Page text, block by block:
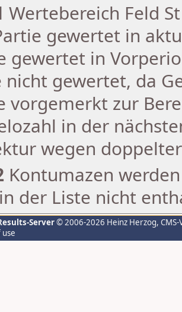
Wertebereich Feld
gewertet in
gewertet in
nicht gewertet, da
vorgemerkt zur
in der
wegen
Kontumazen
der Liste nicht
Server© 2006-2026 Heinz Herzog,
use